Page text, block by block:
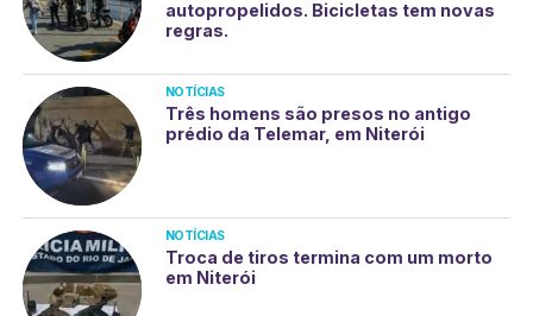
autopropelidos. Bicicletas tem novas
regras.
NOTÍCIAS
Três homens são presos no antigo
prédio da Telemar, em Niterói
NOTÍCIAS
Troca de tiros termina com um morto
em Niterói